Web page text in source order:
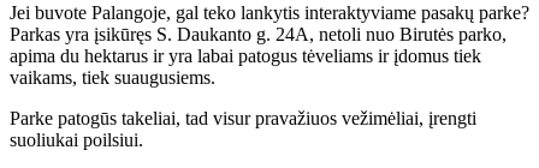
Jei buvote Palangoje, gal teko lankytis interaktyviame pasakų parke?
Parkas yra įsikūręs S. Daukanto g. 24A, netoli nuo Birutės parko,
apima du hektarus ir yra labai patogus tėveliams ir įdomus tiek
vaikams, tiek suaugusiems.
Parke patogūs takeliai, tad visur pravažiuos vežimėliai, įrengti
suoliukai poilsiui.